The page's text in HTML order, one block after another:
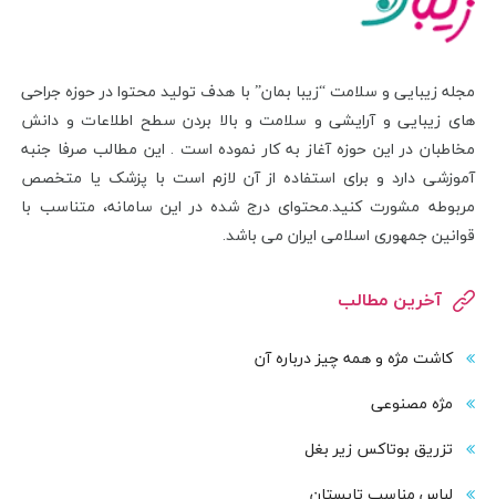
مجله زیبایی و سلامت “زیبا بمان” با هدف تولید محتوا در حوزه جراحی
های زیبایی و آرایشی و سلامت و بالا بردن سطح اطلاعات و دانش
مخاطبان در این حوزه آغاز به کار نموده است . این مطالب صرفا جنبه
آموزشی دارد و برای استفاده از آن لازم است با پزشک یا متخصص
مربوطه مشورت کنید.محتوای درج شده در این سامانه، متناسب با
قوانین جمهوری اسلامی ایران می باشد.
آخرین مطالب
کاشت مژه و همه چیز درباره آن
مژه مصنوعی
تزریق بوتاکس زیر بغل